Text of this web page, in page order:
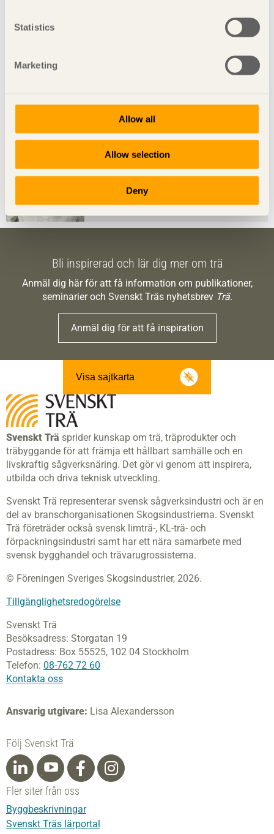
Statistics
Marketing
Allow all
Allow selection
Deny
»Vi arkitekter måste lära oss bygga giftfritt
KRÖNIKAN
Drömmen om ett bankpalats i trä
Bli inspirerad och lär dig mer om trä
Anmäl dig här för att få information om publikationer,
seminarier och Svenskt Träs nyhetsbrev Trä.
Anmäl dig för att få inspiration
Visa sajtkarta
Svenskt Trä sprider kunskap om trä, träprodukter och
träbyggande för att främja ett hållbart samhälle och en
livskraftig sågverksnäring. Det gör vi genom att inspirera,
utbilda och driva teknisk utveckling.
Svenskt Trä representerar svensk sågverksindustri och är en
del av branschorganisationen Skogsindustrierna. Svenskt
Trä företräder också svensk limträ-, KL-trä- och
förpackningsindustri samt har ett nära samarbete med
svensk bygghandel och trävarugrossisterna.
© Föreningen Sveriges Skogsindustrier, 2026.
Tillgänglighetsredogörelse
Svenskt Trä
Besöksadress: Storgatan 19
Postadress: Box 55525, 102 04 Stockholm
Telefon: 08-762 72 60
Kontakta oss
Ansvarig utgivare: Lisa Alexandersson
Följ Svenskt Trä
Fler siter från oss
Byggbeskrivningar
Svenskt Träs lärportal